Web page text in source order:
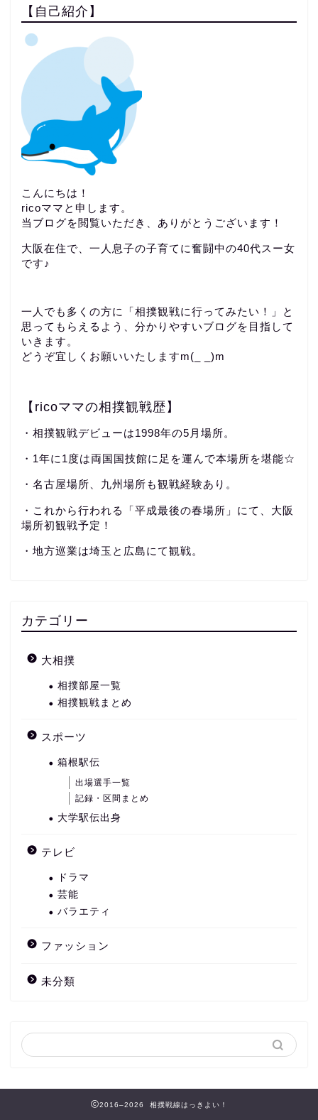
【自己紹介】
こんにちは！
ricoママと申します。
当ブログを閲覧いただき、ありがとうございます！
大阪在住で、一人息子の子育てに奮闘中の40代スー女
です♪
一人でも多くの方に「相撲観戦に行ってみたい！」と
思ってもらえるよう、分かりやすいブログを目指して
いきます。
どうぞ宜しくお願いいたしますm(_ _)m
【ricoママの相撲観戦歴】
・相撲観戦デビューは1998年の5月場所。
・1年に1度は両国国技館に足を運んで本場所を堪能☆
・名古屋場所、九州場所も観戦経験あり。
・これから行われる「平成最後の春場所」にて、大阪
場所初観戦予定！
・地方巡業は埼玉と広島にて観戦。
カテゴリー
大相撲
相撲部屋一覧
相撲観戦まとめ
スポーツ
箱根駅伝
出場選手一覧
記録・区間まとめ
大学駅伝出身
テレビ
ドラマ
芸能
バラエティ
ファッション
未分類
2016–2026 相撲戦線はっきよい！